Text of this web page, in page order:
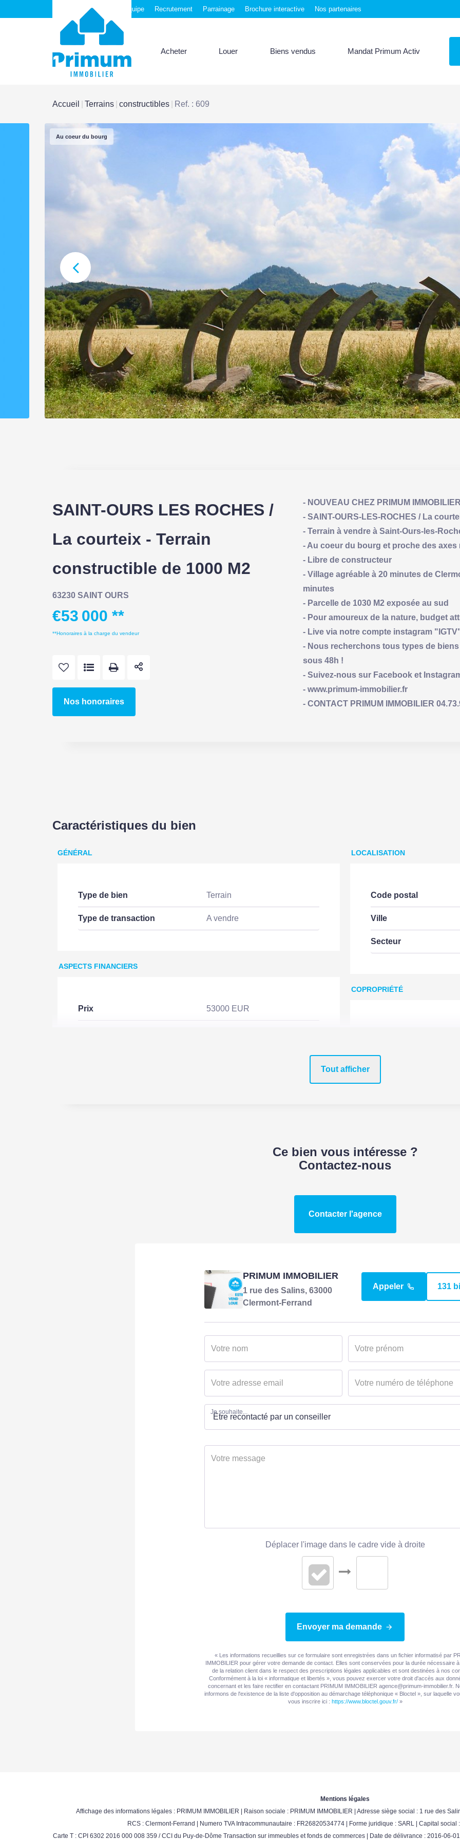
Nos agences Notre équipe Recrutement Parrainage Brochure interactive Nos partenaires
Acheter Louer Biens vendus Mandat Primum Activ
Accueil Terrains constructibles Ref. : 609
Au coeur du bourg
SAINT-OURS LES ROCHES /
La courteix - Terrain
constructible de 1000 M2
63230 SAINT OURS
€53 000 **
**Honoraires à la charge du vendeur
Nos honoraires
- NOUVEAU CHEZ PRIMUM IMMOBILIER
- SAINT-OURS-LES-ROCHES / La
- Terrain à vendre à Saint-Ours-les-
- Au coeur du bourg et proche des
- Libre de constructeur
- Village agréable à 20 minutes de
minutes
- Parcelle de 1030 M2 exposée au sud
- Pour amoureux de la nature, budget
- Live via notre compte instagram
- Nous recherchons tous types de
sous 48h !
- Suivez-nous sur Facebook et
- www.primum-immobilier.fr
- CONTACT PRIMUM IMMOBILIER
Caractéristiques du bien
GÉNÉRAL
Type de bien Terrain
Type de transaction A vendre
LOCALISATION
Code postal
Ville
Secteur
ASPECTS FINANCIERS
Prix 53000 EUR
COPROPRIÉTÉ
Certificat d'urbanisme
Tout afficher
Ce bien vous intéresse ?
Contactez-nous
Contacter l'agence
PRIMUM IMMOBILIER
1 rue des Salins, 63000
Clermont-Ferrand
Appeler 131
Je souhaite...
Déplacer l'image dans le cadre vide à droite
Envoyer ma demande
« Les informations recueillies sur ce formulaire sont enregistrées dans un fichier informatisé par
IMMOBILIER pour gérer votre demande de contact. Elles sont conservées pour la durée nécessaire
de la relation client dans le respect des prescriptions légales applicables et sont destinées à nos
Conformément à la loi « informatique et libertés », vous pouvez exercer votre droit d'accès aux
concernant et les faire rectifier en contactant PRIMUM IMMOBILIER agence@primum-immobilier.fr.
informons de l'existence de la liste d'opposition au démarchage téléphonique « Bloctel », sur laquelle
vous inscrire ici : https://www.bloctel.gouv.fr/»
Mentions légales
Affichage des informations légales : PRIMUM IMMOBILIER | Raison sociale : PRIMUM IMMOBILIER | Adresse siège social : 1 rue des
RCS : Clermont-Ferrand | Numero TVA Intracommunautaire : FR26820534774 | Forme juridique : SARL | Capital social
Carte T : CPI 6302 2016 000 008 359 / CCI du Puy-de-Dôme Transaction sur immeubles et fonds de commerces | Date de délivrance : 2016-06-